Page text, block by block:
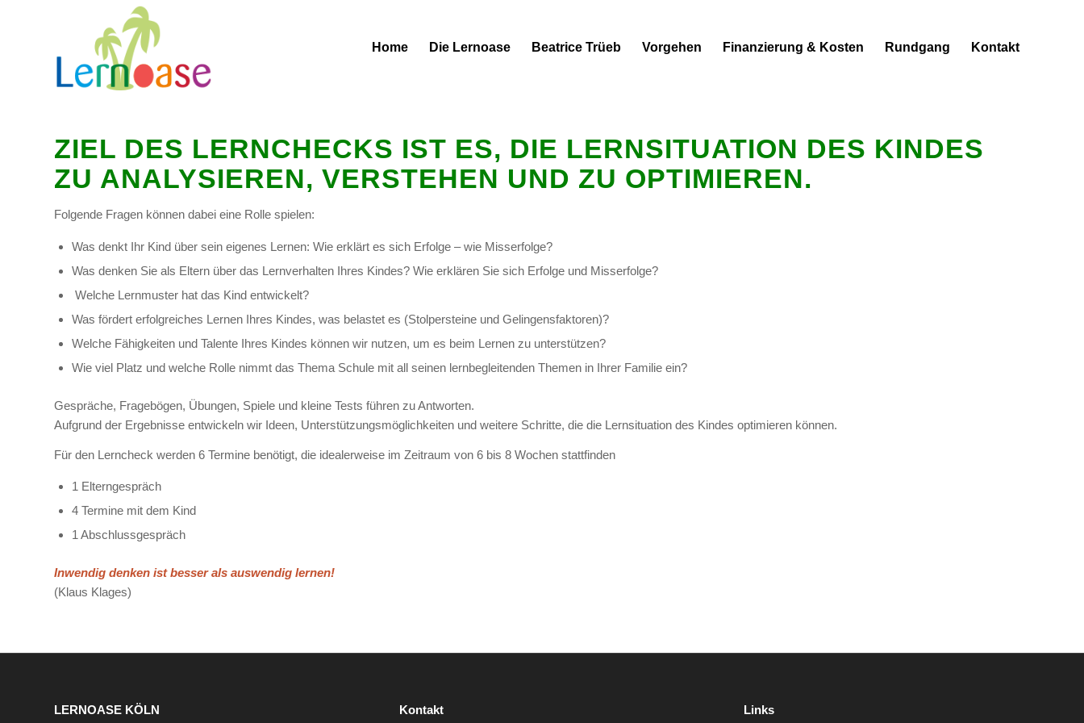
Home Die Lernoase Beatrice Trüeb Vorgehen Finanzierung & Kosten Rundgang Kontakt
ZIEL DES LERNCHECKS IST ES, DIE LERNSITUATION DES KINDES
ZU ANALYSIEREN, VERSTEHEN UND ZU OPTIMIEREN.
Folgende Fragen können dabei eine Rolle spielen:
Was denkt Ihr Kind über sein eigenes Lernen: Wie erklärt es sich Erfolge – wie Misserfolge?
Was denken Sie als Eltern über das Lernverhalten Ihres Kindes? Wie erklären Sie sich Erfolge und Misserfolge?
Welche Lernmuster hat das Kind entwickelt?
Was fördert erfolgreiches Lernen Ihres Kindes, was belastet es (Stolpersteine und Gelingensfaktoren)?
Welche Fähigkeiten und Talente Ihres Kindes können wir nutzen, um es beim Lernen zu unterstützen?
Wie viel Platz und welche Rolle nimmt das Thema Schule mit all seinen lernbegleitenden Themen in Ihrer Familie ein?
Gespräche, Fragebögen, Übungen, Spiele und kleine Tests führen zu Antworten.
Aufgrund der Ergebnisse entwickeln wir Ideen, Unterstützungsmöglichkeiten und weitere Schritte, die die Lernsituation des Kindes optimieren können.
Für den Lerncheck werden 6 Termine benötigt, die idealerweise im Zeitraum von 6 bis 8 Wochen stattfinden
1 Elterngespräch
4 Termine mit dem Kind
1 Abschlussgespräch
Inwendig denken ist besser als auswendig lernen!
(Klaus Klages)
LERNOASE KÖLN
Kontakt
Links